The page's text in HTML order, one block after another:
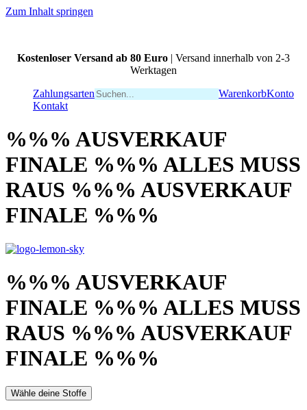
Zum Inhalt springen
Kostenloser Versand ab 80 Euro | Versand innerhalb von 2-3
Werktagen
Zahlungsarten
WarenkorbKonto
Kontakt
%%% AUSVERKAUF
FINALE %%% ALLES MUSS
RAUS %%% AUSVERKAUF
FINALE %%%
%%% AUSVERKAUF
FINALE %%% ALLES MUSS
RAUS %%% AUSVERKAUF
FINALE %%%
Wähle deine Stoffe